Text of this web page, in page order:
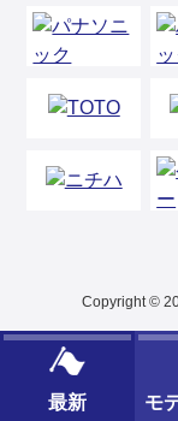
Copyright ©
最新
モ